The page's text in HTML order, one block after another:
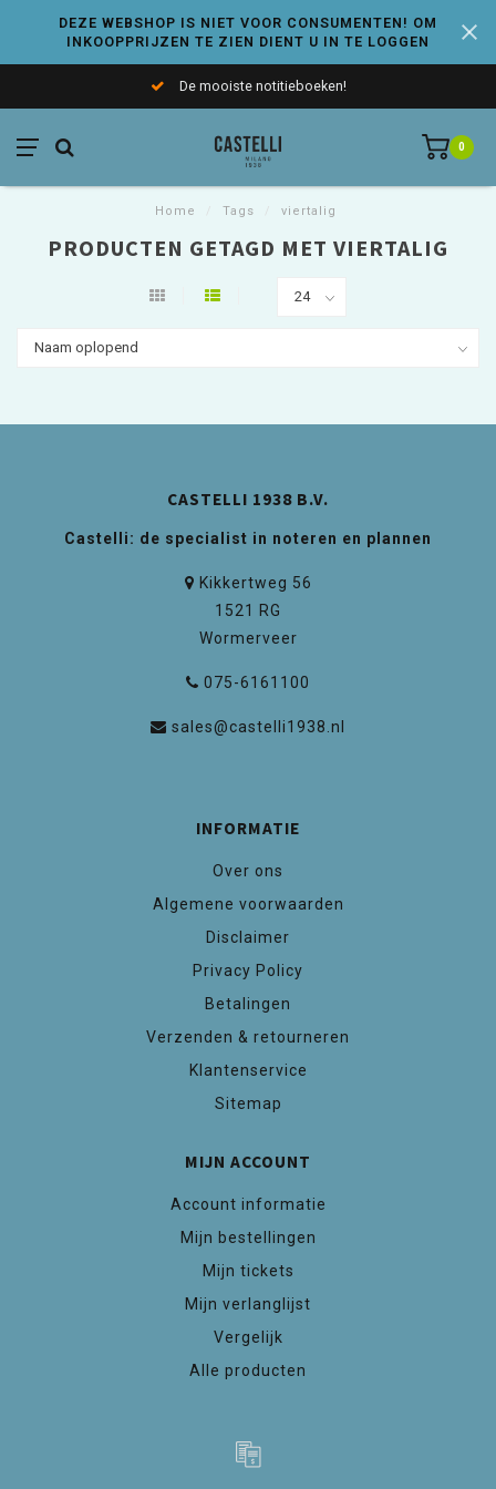
DEZE WEBSHOP IS NIET VOOR CONSUMENTEN! OM
INKOOPPRIJZEN TE ZIEN DIENT U IN TE LOGGEN
De mooiste notitieboeken!
0
Home Tags viertalig
PRODUCTEN GETAGD MET VIERTALIG
CASTELLI 1938 B.V.
Castelli: de specialist in noteren en plannen
Kikkertweg 56
1521 RG
Wormerveer
075-6161100
sales@castelli1938.nl
INFORMATIE
Over ons
Algemene voorwaarden
Disclaimer
Privacy Policy
Betalingen
Verzenden & retourneren
Klantenservice
Sitemap
MIJN ACCOUNT
Account informatie
Mijn bestellingen
Mijn tickets
Mijn verlanglijst
Vergelijk
Alle producten